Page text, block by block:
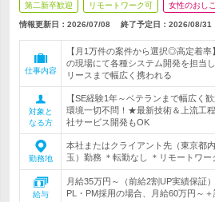
第二新卒歓迎 リモートワーク可 女性のおし
情報更新日：2026/07/08 終了予定日： 2026/08/31
仕事内容
【月1万件の案件から選択◎高定着
の現場にて各種システム開発を担当
リースまで幅広く携われる
対象と
なる方
【SE経験1年～ベテランまで幅広く
環境一切不問！★最新技術＆上流工
社サービス開発もOK
勤務地
本社またはクライアント先（東京都
玉）勤務 ＊転勤なし ＊リモートワー
給与
月給35万円～（前給2割UP実績保証
PL・PM採用の場合、月給60万円～